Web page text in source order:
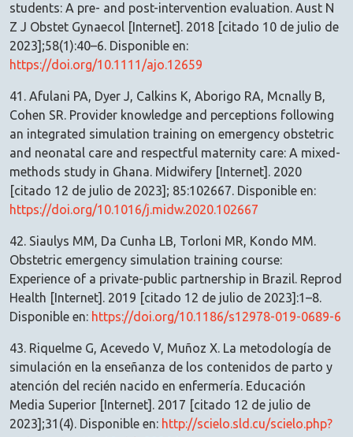
students: A pre- and post-intervention evaluation. Aust N
Z J Obstet Gynaecol [Internet]. 2018 [citado 10 de julio de
2023];58(1):40–6. Disponible en:
https://doi.org/10.1111/ajo.12659
41. Afulani PA, Dyer J, Calkins K, Aborigo RA, Mcnally B,
Cohen SR. Provider knowledge and perceptions following
an integrated simulation training on emergency obstetric
and neonatal care and respectful maternity care: A mixed-
methods study in Ghana. Midwifery [Internet]. 2020
[citado 12 de julio de 2023]; 85:102667. Disponible en:
https://doi.org/10.1016/j.midw.2020.102667
42. Siaulys MM, Da Cunha LB, Torloni MR, Kondo MM.
Obstetric emergency simulation training course:
Experience of a private-public partnership in Brazil. Reprod
Health [Internet]. 2019 [citado 12 de julio de 2023]:1–8.
Disponible en: https://doi.org/10.1186/s12978-019-0689-6
43. Riquelme G, Acevedo V, Muñoz X. La metodología de
simulación en la enseñanza de los contenidos de parto y
atención del recién nacido en enfermería. Educación
Media Superior [Internet]. 2017 [citado 12 de julio de
2023];31(4). Disponible en: http://scielo.sld.cu/scielo.php?